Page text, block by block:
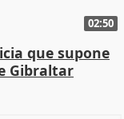
02:50
que supone
Gibraltar